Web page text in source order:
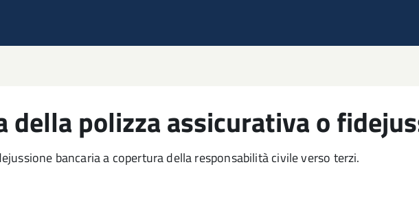
della polizza assicurativa o
bancaria a copertura della responsabilità civile verso terzi.